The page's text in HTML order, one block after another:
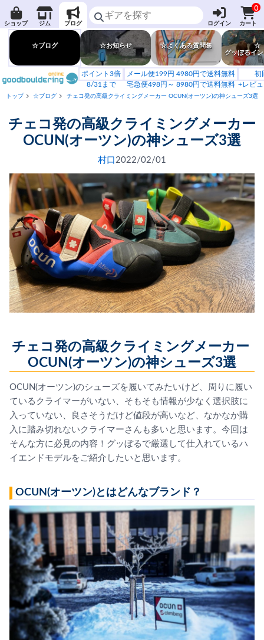
ショップ ジム ブログ ログイン
0
カート
☆ブログ ☆お知らせ ☆よくある質問集
☆
グッぼるイ
ポイント3倍
8/31まで
メール便199円 4980円で送料無料
宅急便498円～ 8980円で送料無料
初
+レビ
トップ ☆ブログ チェコ発の高級クライミングメーカー OCUN(オーツン)の神シューズ3選
チェコ発の高級クライミングメーカー
OCUN(オーツン)の神シューズ3選
村口 2022/02/01
チェコ発の高級クライミングメーカー
OCUN(オーツン)の神シューズ3選
OCUN(オーツン)のシューズを履いてみたいけど、周りに履い
ているクライマーがいない、そもそも情報が少なく選択肢に
入っていない、良さそうだけど値段が高いなど、なかなか購
入に踏み切れないクライマーさんも多いと思います。今回は
そんな方に必見の内容！グッぼるで厳選して仕入れているハ
イエンドモデルをご紹介したいと思います。
OCUN(オーツン)とはどんなブランド？